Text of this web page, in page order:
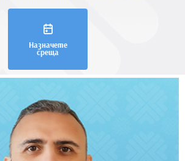
Назначете
среща